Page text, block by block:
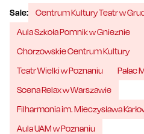
Sale:
Centrum Kultury Teatr w
Aula Szkoła Pomnik w Gnieznie
Chorzowskie Centrum Kultury
Teatr Wielki w Poznaniu
Pałac
Scena Relax w Warszawie
Filharmonia im. Mieczysława
Aula UAM w Poznaniu